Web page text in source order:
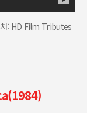
: HD Film Tributes